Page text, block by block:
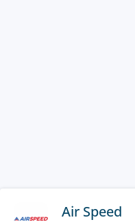
Air Speed